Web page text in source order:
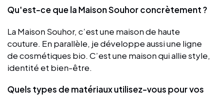
Qu'est-ce que la Maison Souhor concrètement ?
La Maison Souhor, c’est une maison de haute
couture. En parallèle, je développe aussi une ligne
de cosmétiques bio. C’est une maison qui allie style,
identité et bien-être.
Quels types de matériaux utilisez-vous pour vos